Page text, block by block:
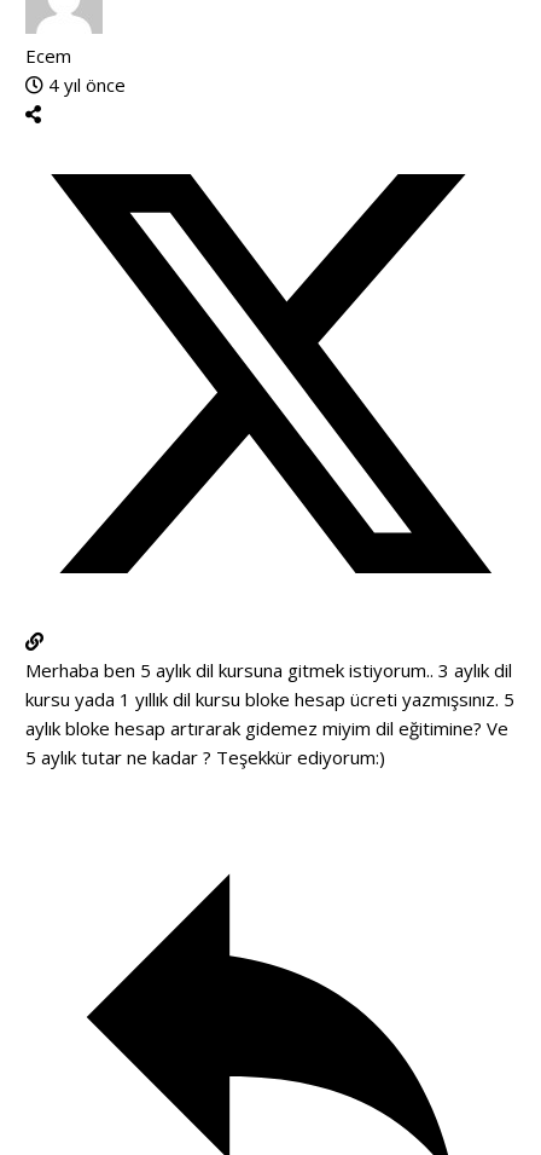
Ecem
4 yıl önce
Merhaba ben 5 aylık dil kursuna gitmek istiyorum.. 3 aylık dil
kursu yada 1 yıllık dil kursu bloke hesap ücreti yazmışsınız. 5
aylık bloke hesap artırarak gidemez miyim dil eğitimine? Ve
5 aylık tutar ne kadar ? Teşekkür ediyorum:)